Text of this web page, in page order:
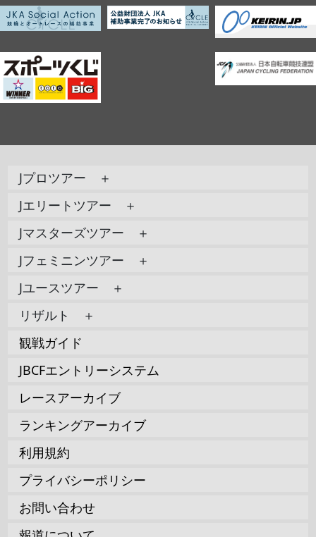
Jプロツアー ＋
Jエリートツアー ＋
Jマスターズツアー ＋
Jフェミニンツアー ＋
Jユースツアー ＋
リザルト ＋
観戦ガイド
JBCFエントリーシステム
レースアーカイブ
ランキングアーカイブ
利用規約
プライバシーポリシー
お問い合わせ